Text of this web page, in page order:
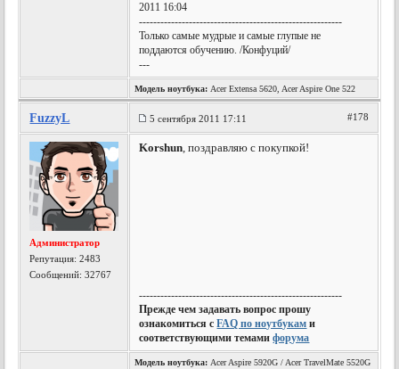
2011 16:04
---------------------------------------------------------
Только самые мудрые и самые глупые не
поддаются обучению. /Конфуций/
---
Модель ноутбука: Acer Extensa 5620, Acer Aspire One 522
FuzzyL 5 сентября 2011 17:11 #178
Администратор
Репутация:2483
Сообщений: 32767
Korshun, поздравляю с покупкой!
---------------------------------------------------------
Прежде чем задавать вопрос прошу
ознакомиться сFAQ по ноутбукам и
соответствующими темамифорума
Модель ноутбука: Acer Aspire 5920G / Acer TravelMate 5520G